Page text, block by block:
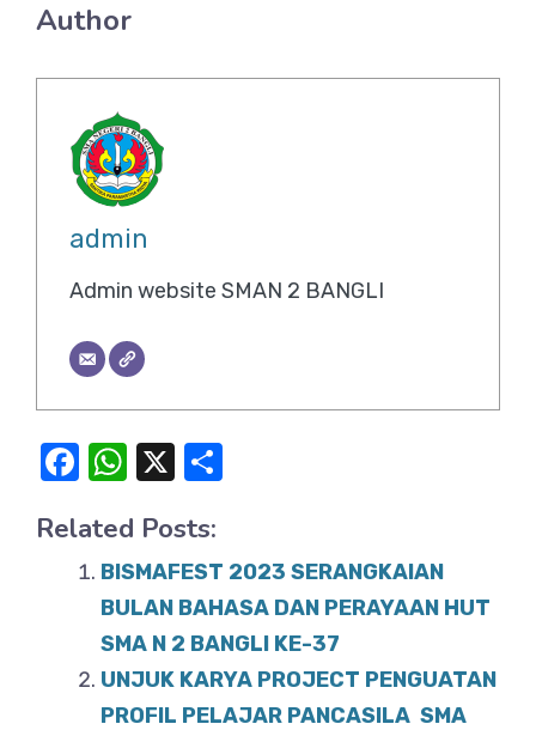
Author
admin
Admin website SMAN 2 BANGLI
F
c
e
o
o
W
at
s
A
p
p
X
e
Related Posts:
BISMAFEST 2023 SERANGKAIAN
BULAN BAHASA DAN PERAYAAN HUT
SMA N 2 BANGLI KE-37
UNJUK KARYA PROJECT PENGUATAN
PROFIL PELAJAR PANCASILA SMA